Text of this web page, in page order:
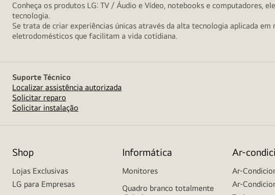
Conheça os produtos LG: TV / Áudio e Vídeo, notebooks e computadores,
tecnologia.
Se trata de criar experiências únicas através da alta tecnologia aplicada
eletrodomésticos que facilitam a vida cotidiana.
Suporte Técnico
Localizar assistência autorizada
Solicitar reparo
Solicitar instalação
Shop
Lojas Exclusivas
LG para Empresas
Informática
Monitores
Quadro branco totalmente
Ar-
Ar-
Ar-